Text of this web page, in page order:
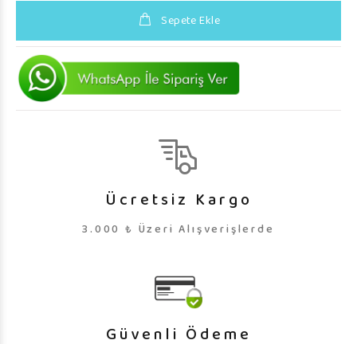
Sepete Ekle
Ücretsiz Kargo
3.000 ₺ Üzeri Alışverişlerde
Güvenli Ödeme